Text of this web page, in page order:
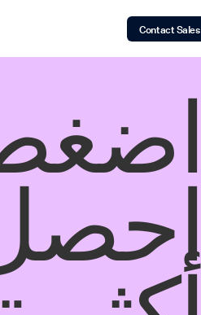
Contact Sales